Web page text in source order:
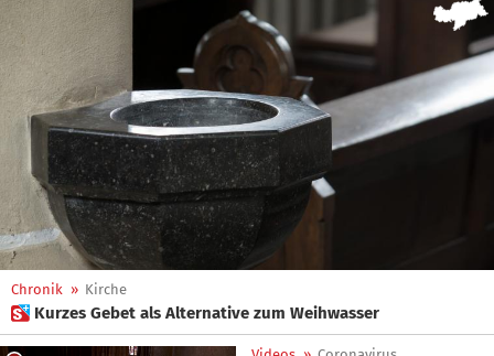
Chronik » Kirche
 Kurzes Gebet als Alternative zum Weihwasser